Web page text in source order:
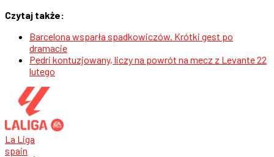
Czytaj także:
Barcelona wsparła spadkowiczów. Krótki gest po
dramacie
Pedri kontuzjowany, liczy na powrót na mecz z Levante 22
lutego
La Liga
spain